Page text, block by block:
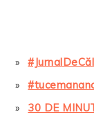
30 DE